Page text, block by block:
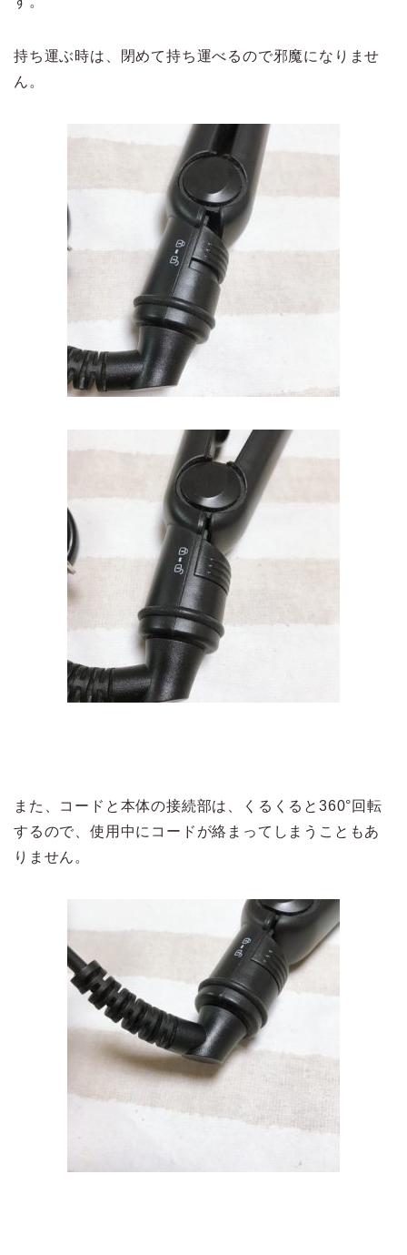
持ち運ぶ時は、閉めて持ち運べるので邪魔になりませ
ん。
また、コードと本体の接続部は、くるくると360°回転
するので、使用中にコードが絡まってしまうこともあ
りません。